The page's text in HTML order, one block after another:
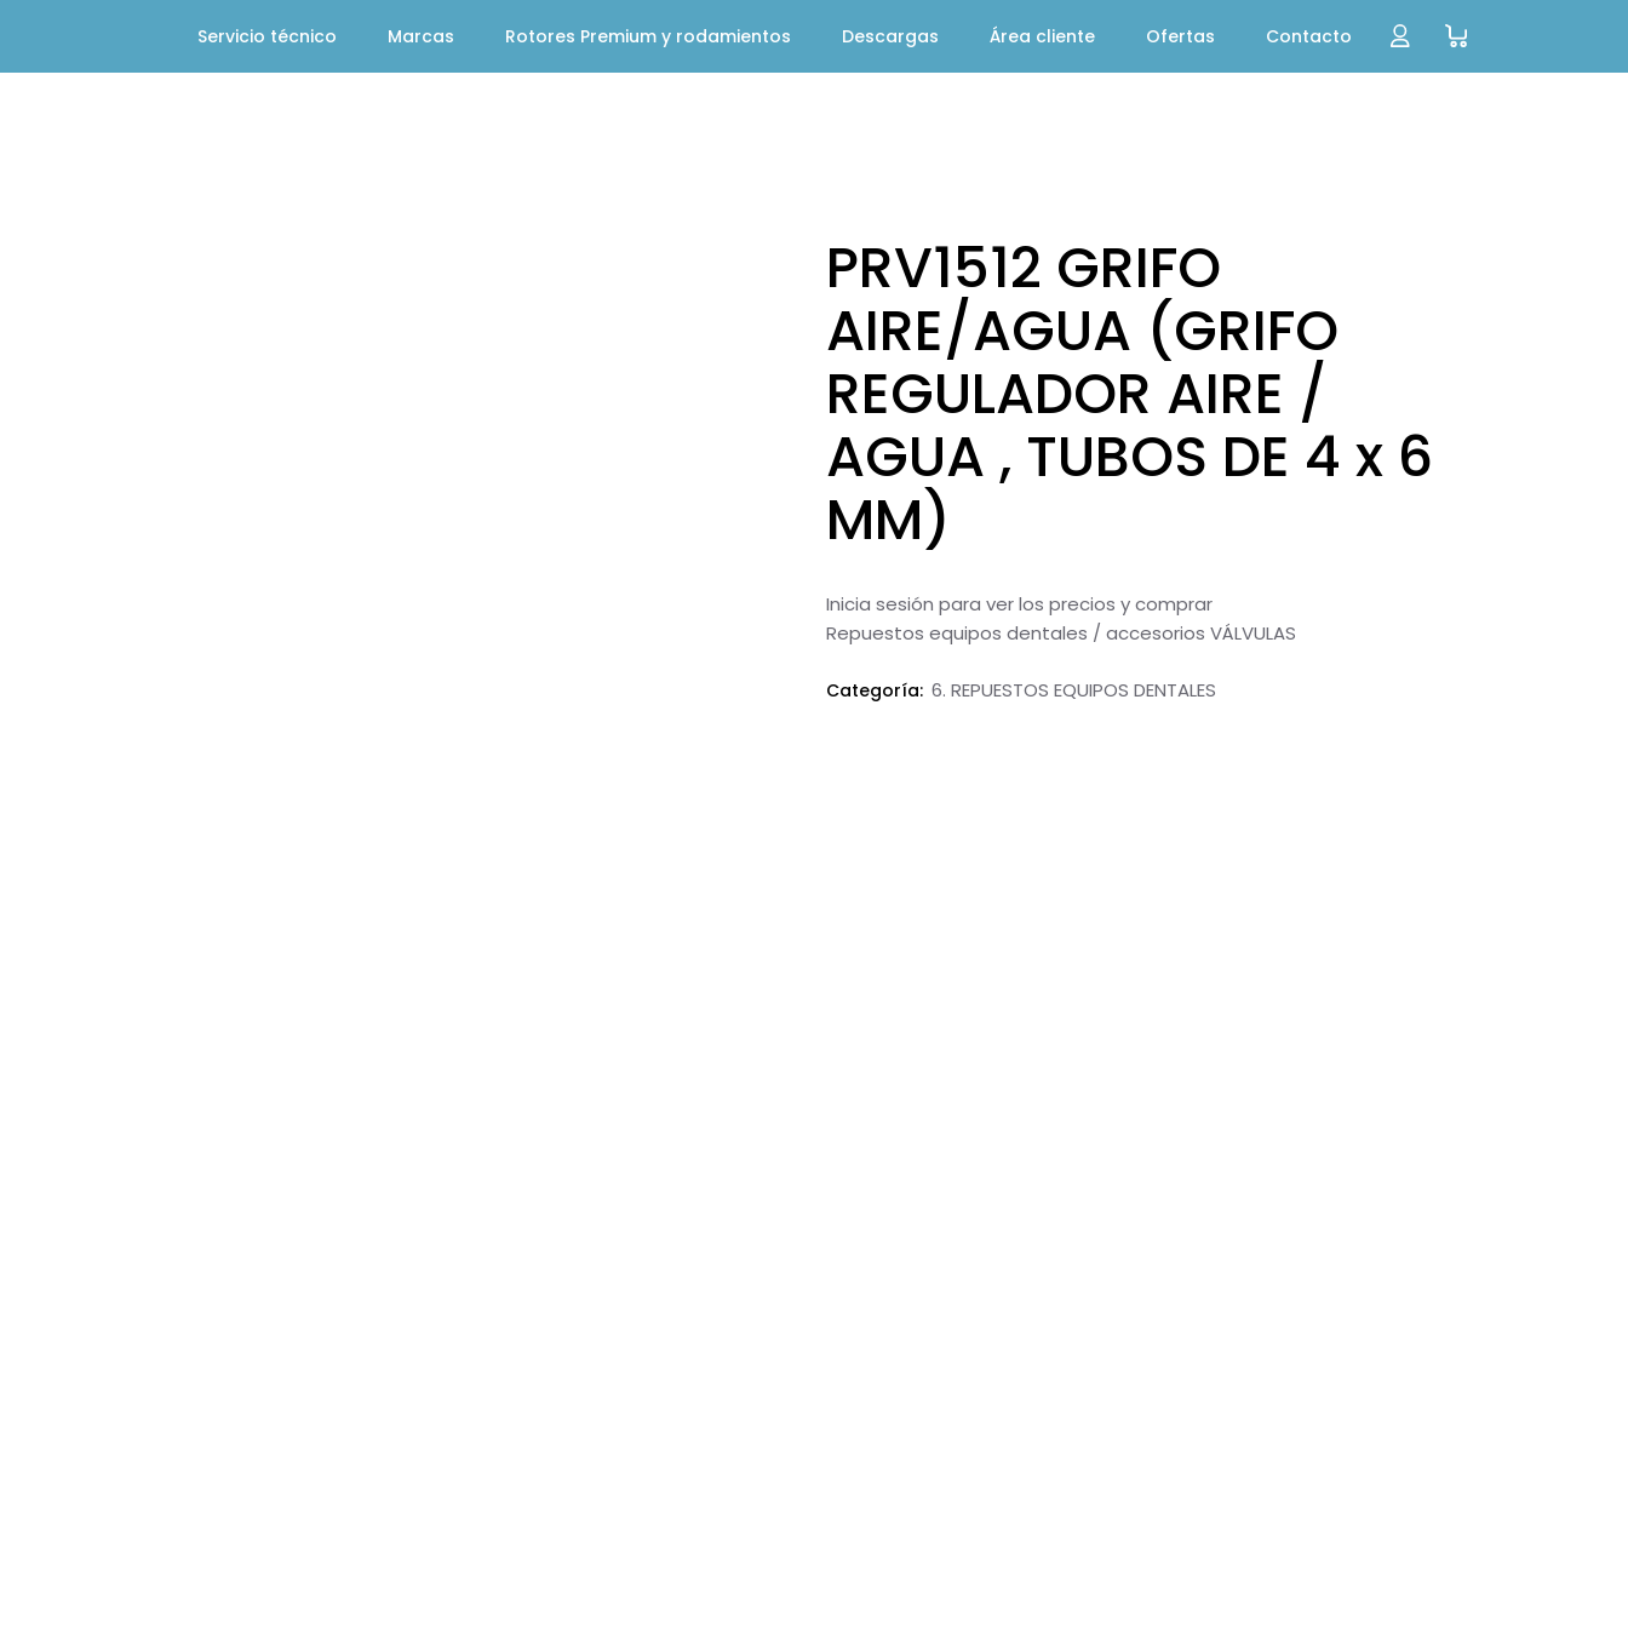
Servicio técnico Marcas Rotores Premium y rodamientos Descargas Área cliente Ofertas Contacto
PRV1512 GRIFO
AIRE/AGUA (GRIFO
REGULADOR AIRE /
AGUA , TUBOS DE 4 x 6
MM)
Inicia sesión para ver los precios y comprar
Repuestos equipos dentales / accesorios VÁLVULAS
Categoría: 6. REPUESTOS EQUIPOS DENTALES